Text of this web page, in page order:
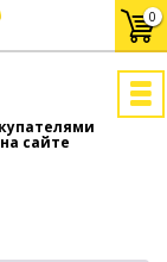
0
сайте